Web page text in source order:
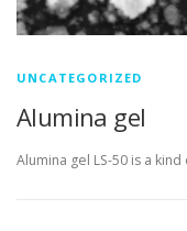
UNCATEGORIZED
Alumina gel
Alumina gel LS-50 is a kind